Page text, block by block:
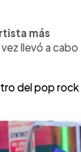
más
llevó a cabo
del pop rock